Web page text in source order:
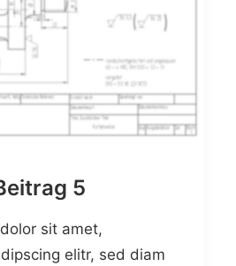
5
sit amet,
elitr, sed diam